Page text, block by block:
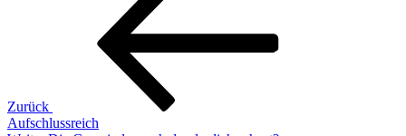
Zurück
Aufschlussreich